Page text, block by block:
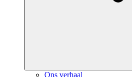
Ons verhaal